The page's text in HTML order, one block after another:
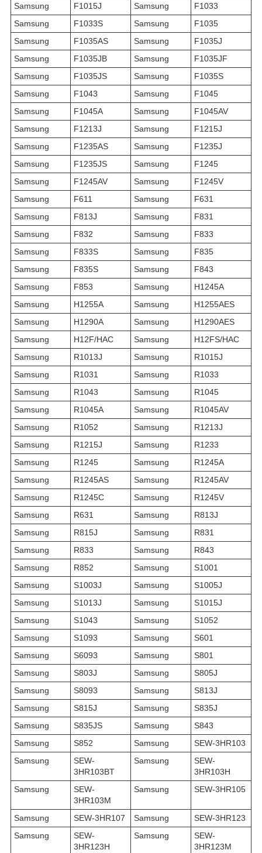
Samsung
F1015J Samsung
F1033
Samsung
F1033S Samsung
F1035
Samsung
F1035AS Samsung
F1035J
Samsung
F1035JB Samsung
F1035JF
Samsung
F1035JS Samsung
F1035S
Samsung
F1043 Samsung
F1045
Samsung
F1045A Samsung
F1045AV
Samsung
F1213J Samsung
F1215J
Samsung
F1235AS Samsung
F1235J
Samsung
F1235JS Samsung
F1245
Samsung
F1245AV Samsung
F1245V
Samsung
F611 Samsung
F631
Samsung
F813J Samsung
F831
Samsung
F832 Samsung
F833
Samsung
F833S Samsung
F835
Samsung
F835S Samsung
F843
Samsung
F853 Samsung
H1245A
Samsung
H1255A Samsung
H1255AES
Samsung
H1290A Samsung
H1290AES
Samsung
H12F/HAC Samsung
H12FS/HAC
Samsung
R1013J Samsung
R1015J
Samsung
R1031 Samsung
R1033
Samsung
R1043 Samsung
R1045
Samsung
R1045A Samsung
R1045AV
Samsung
R1052 Samsung
R1213J
Samsung
R1215J Samsung
R1233
Samsung
R1245 Samsung
R1245A
Samsung
R1245AS Samsung
R1245AV
Samsung
R1245C Samsung
R1245V
Samsung
R631 Samsung
R813J
Samsung
R815J Samsung
R831
Samsung
R833 Samsung
R843
Samsung
R852 Samsung
S1001
Samsung
S1003J Samsung
S1005J
Samsung
S1013J Samsung
S1015J
Samsung
S1043 Samsung
S1052
Samsung
S1093 Samsung
S601
Samsung
S6093 Samsung
S801
Samsung
S803J Samsung
S805J
Samsung
S8093 Samsung
S813J
Samsung
S815J Samsung
S835J
Samsung
S835JS Samsung
S843
Samsung
S852 Samsung
SEW-3HR103
Samsung
SEW-
3HR103BT
Samsung
SEW-
3HR103H
Samsung
SEW-
3HR103M
Samsung SEW-3HR105
Samsung SEW-3HR107 Samsung
SEW-3HR123
Samsung
SEW-
3HR123H
Samsung
SEW-
3HR123M